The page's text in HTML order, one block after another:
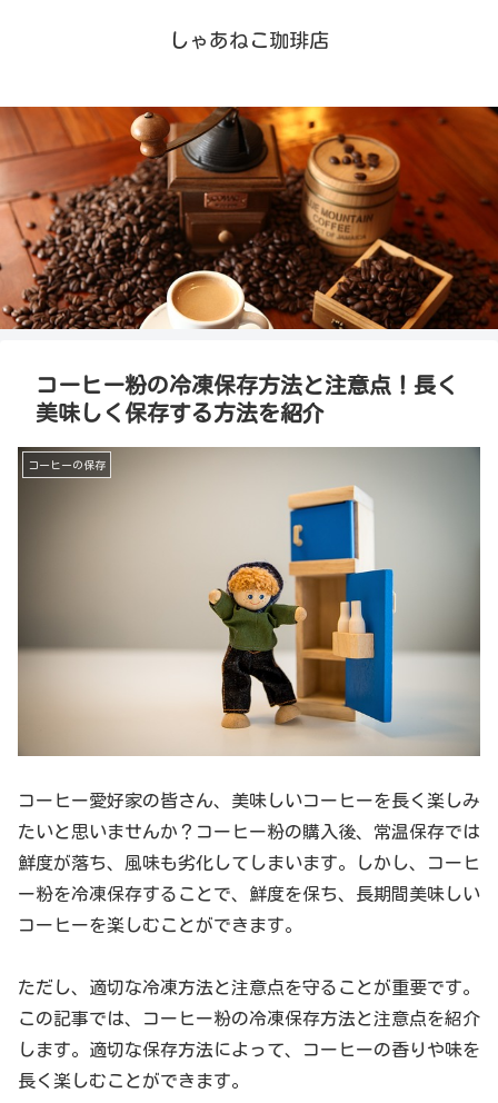
しゃあねこ珈琲店
コーヒー粉の冷凍保存方法と注意点！長く
美味しく保存する方法を紹介
コーヒーの保存
コーヒー愛好家の皆さん、美味しいコーヒーを長く楽しみ
たいと思いませんか？コーヒー粉の購入後、常温保存では
鮮度が落ち、風味も劣化してしまいます。しかし、コーヒ
ー粉を冷凍保存することで、鮮度を保ち、長期間美味しい
コーヒーを楽しむことができます。
ただし、適切な冷凍方法と注意点を守ることが重要です。
この記事では、コーヒー粉の冷凍保存方法と注意点を紹介
します。適切な保存方法によって、コーヒーの香りや味を
長く楽しむことができます。